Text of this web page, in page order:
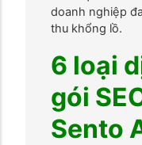
doanh nghiệp
thu khổng lồ.
6 loại
gói
Sento